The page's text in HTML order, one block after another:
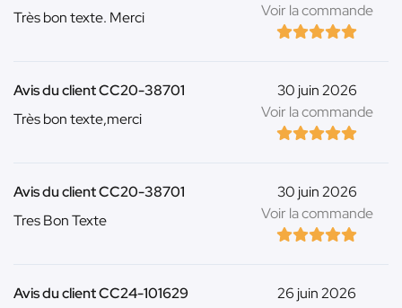
Voir la commande
Très bon texte. Merci
30 juin 2026
Voir la commande
Avis du client CC20-38701
Très bon texte,merci
30 juin 2026
Voir la commande
Avis du client CC20-38701
Tres Bon Texte
26 juin 2026
Avis du client CC24-101629